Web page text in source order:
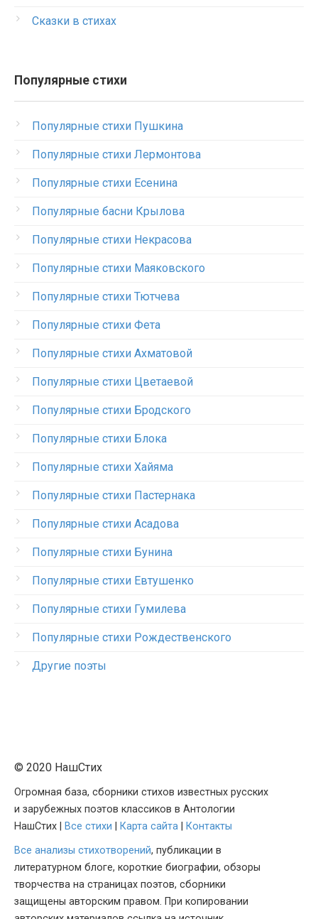
Сказки в стихах
Популярные стихи
Популярные стихи Пушкина
Популярные стихи Лермонтова
Популярные стихи Есенина
Популярные басни Крылова
Популярные стихи Некрасова
Популярные стихи Маяковского
Популярные стихи Тютчева
Популярные стихи Фета
Популярные стихи Ахматовой
Популярные стихи Цветаевой
Популярные стихи Бродского
Популярные стихи Блока
Популярные стихи Хайяма
Популярные стихи Пастернака
Популярные стихи Асадова
Популярные стихи Бунина
Популярные стихи Евтушенко
Популярные стихи Гумилева
Популярные стихи Рождественского
Другие поэты
© 2020 НашСтих
Огромная база, сборники стихов известных русских
и зарубежных поэтов классиков в Антологии
НашСтих |
Все стихи Карта сайта
Контакты
Все анализы стихотворений, публикации в
литературном блоге, короткие биографии, обзоры
творчества на страницах поэтов, сборники
защищены авторским правом. При копировании